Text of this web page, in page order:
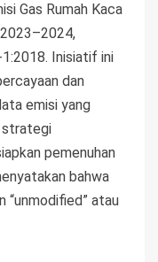
Gas Rumah Kaca
Inisiatif ini
dan
emisi yang
strategi
pemenuhan
bahwa
“unmodified” atau